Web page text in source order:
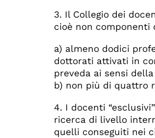
3. Il Collegio dei
cioè non componenti
a) almeno dodici
dottorati attivati in
preveda ai sensi
b) non più di quattro
4. I docenti
ricerca di livello
quelli conseguiti nei